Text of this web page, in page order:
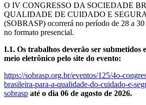
O IV CONGRESSO DA SOCIEDADE
QUALIDADE DE CUIDADO E
(SOBRASP) ocorrerá no período de 28 a
no formato presencial.
I.1. Os trabalhos deverão ser submetidos
meio eletrônico pelo site do evento:
https://sobrasp.org.br/eventos/125/4o-
brasileira-para-a-qualidade-do-cuidado-e-
sobrasp até o dia 06 de agosto de 2026.